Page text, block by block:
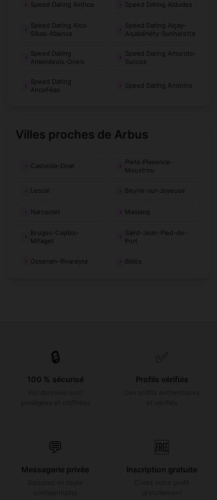
Speed Dating Ainhoa Speed Dating Aldudes
Speed Dating Alos-
Sibas-Abense
Speed Dating Alçay-
Alçabéhéty-Sunharette
Speed Dating
Amendeuix-Oneix
Speed Dating Amorots-
Succos
Speed Dating
AnceFéas
Speed Dating Andoins
Villes proches de Arbus
Casteide-Doat
Piets-Plasence-
Moustrou
Lescar Beyrie-sur-Joyeuse
Narcastet Maslacq
Bruges-Capbis-
Mifaget
Saint-Jean-Pied-de-
Port
Osserain-Rivareyte Bidos
🔒
100 % sécurisé
✅
Profils vérifiés
💬
Messagerie privée
🆓
Inscription gratuite